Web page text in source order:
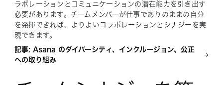
ラボレーションとコミュニケーションの潜在能力を引き出す
必要があります。チームメンバーが仕事でありのままの自分
を発揮できれば、よりよいコラボレーションとシナジーを実
現できます。
記事: Asana のダイバーシティ、インクルージョン、公正
への取り組み